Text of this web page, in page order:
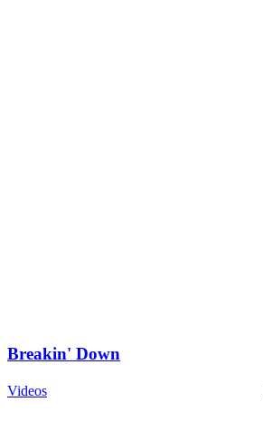
Breakin' Down
Videos